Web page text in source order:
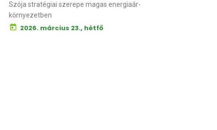
Szója stratégiai szerepe magas energiaár-
környezetben
2026. március 23., hétfő